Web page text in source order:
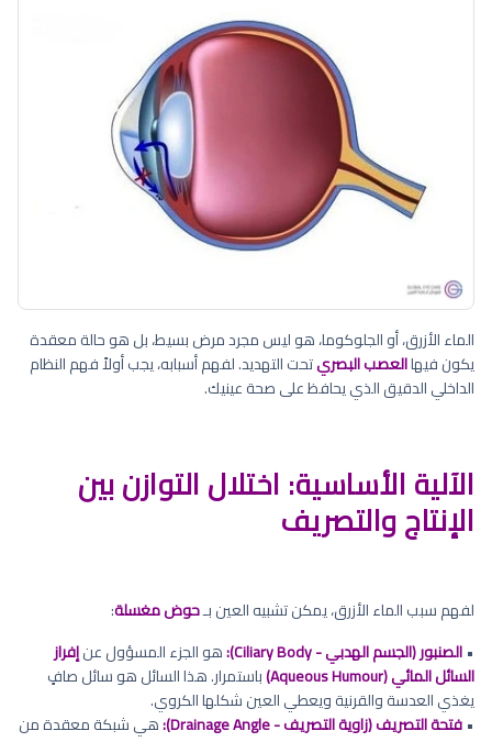
الماء الأزرق، أو الجلوكوما، هو ليس مجرد مرض بسيط، بل هو حالة معقدة
يكون فيهاالعصب البصريتحت التهديد. لفهم أسبابه، يجب أولاً فهم النظام
الداخلي الدقيق الذي يحافظ على صحة عينيك.
الآلية الأساسية: اختلال التوازن بين
الإنتاج والتصريف
لفهم سبب الماء الأزرق، يمكن تشبيه العين بـحوض مغسلة:
•الصنبور (الجسم الهدبي - Ciliary Body): هو الجزء المسؤول عنإفراز
السائل المائي (Aqueous Humour)
باستمرار. هذا السائل هو سائل صافٍ
يغذي العدسة والقرنية ويعطي العين شكلها الكروي.
•فتحة التصريف (زاوية التصريف - Drainage Angle):
هي شبكة معقدة من